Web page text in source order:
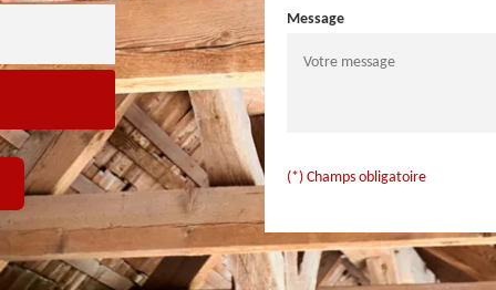
Message
(*) Champs obligatoire